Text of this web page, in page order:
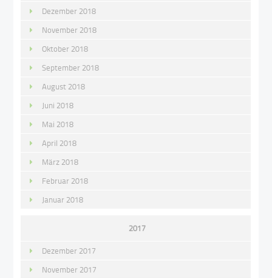
Dezember 2018
November 2018
Oktober 2018
September 2018
August 2018
Juni 2018
Mai 2018
April 2018
März 2018
Februar 2018
Januar 2018
2017
Dezember 2017
November 2017